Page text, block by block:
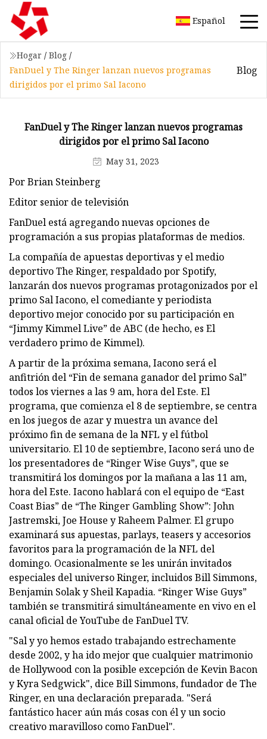
Español
Hogar / Blog /
FanDuel y The Ringer lanzan nuevos programas
dirigidos por el primo Sal Iacono
Blog
FanDuel y The Ringer lanzan nuevos programas
dirigidos por el primo Sal Iacono
May 31, 2023
Por Brian Steinberg
Editor senior de televisión
FanDuel está agregando nuevas opciones de
programación a sus propias plataformas de medios.
La compañía de apuestas deportivas y el medio
deportivo The Ringer, respaldado por Spotify,
lanzarán dos nuevos programas protagonizados por el
primo Sal Iacono, el comediante y periodista
deportivo mejor conocido por su participación en
“Jimmy Kimmel Live” de ABC (de hecho, es El
verdadero primo de Kimmel).
A partir de la próxima semana, Iacono será el
anfitrión del “Fin de semana ganador del primo Sal”
todos los viernes a las 9 am, hora del Este. El
programa, que comienza el 8 de septiembre, se centra
en los juegos de azar y muestra un avance del
próximo fin de semana de la NFL y el fútbol
universitario. El 10 de septiembre, Iacono será uno de
los presentadores de “Ringer Wise Guys”, que se
transmitirá los domingos por la mañana a las 11 am,
hora del Este. Iacono hablará con el equipo de “East
Coast Bias” de “The Ringer Gambling Show”: John
Jastremski, Joe House y Raheem Palmer. El grupo
examinará sus apuestas, parlays, teasers y accesorios
favoritos para la programación de la NFL del
domingo. Ocasionalmente se les unirán invitados
especiales del universo Ringer, incluidos Bill Simmons,
Benjamin Solak y Sheil Kapadia. “Ringer Wise Guys”
también se transmitirá simultáneamente en vivo en el
canal oficial de YouTube de FanDuel TV.
"Sal y yo hemos estado trabajando estrechamente
desde 2002, y ha ido mejor que cualquier matrimonio
de Hollywood con la posible excepción de Kevin Bacon
y Kyra Sedgwick", dice Bill Simmons, fundador de The
Ringer, en una declaración preparada. "Será
fantástico hacer aún más cosas con él y un socio
creativo maravilloso como FanDuel".